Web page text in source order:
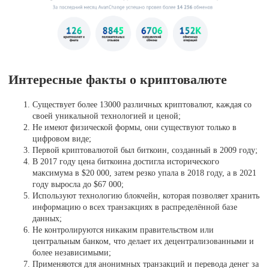
Интересные факты о криптовалюте
Существует более 13000 различных криптовалют, каждая со
своей уникальной технологией и ценой;
Не имеют физической формы, они существуют только в
цифровом виде;
Первой криптовалютой был биткоин, созданный в 2009 году;
В 2017 году цена биткоина достигла исторического
максимума в $20 000, затем резко упала в 2018 году, а в 2021
году выросла до $67 000;
Используют технологию блокчейн, которая позволяет хранить
информацию о всех транзакциях в распределённой базе
данных;
Не контролируются никаким правительством или
центральным банком, что делает их децентрализованными и
более независимыми;
Применяются для анонимных транзакций и перевода денег за